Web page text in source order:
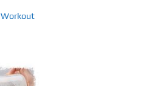
Workout